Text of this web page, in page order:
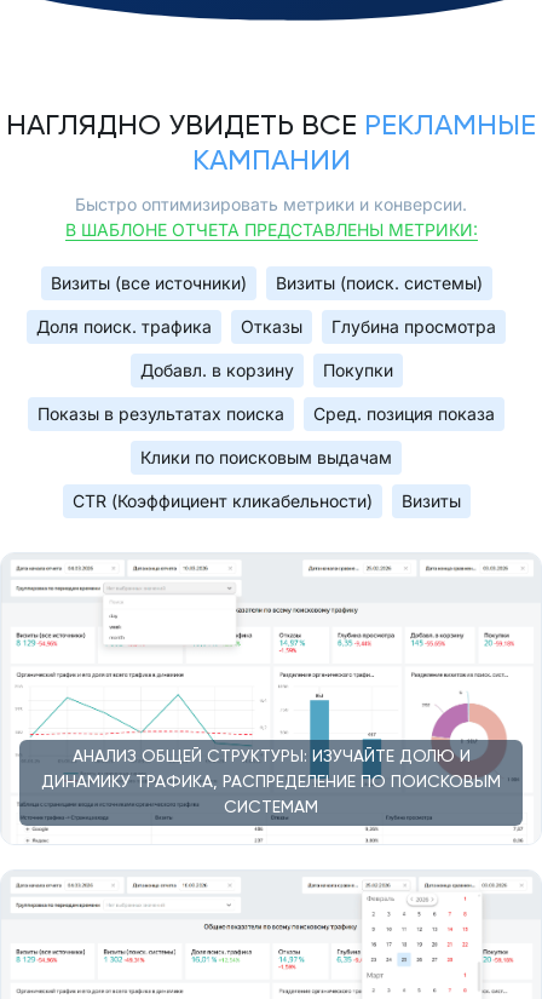
НАГЛЯДНО УВИДЕТЬ ВСЕ РЕКЛАМНЫЕ
КАМПАНИИ
Быстро оптимизировать метрики и конверсии.
В ШАБЛОНЕ ОТЧЕТА ПРЕДСТАВЛЕНЫ МЕТРИКИ:
Визиты (все источники) Визиты (поиск. системы)
Доля поиск. трафика Отказы Глубина просмотра
Добавл. в корзину Покупки
Показы в результатах поиска Сред. позиция показа
Клики по поисковым выдачам
CTR (Коэффициент кликабельности) Визиты
АНАЛИЗ ОБЩЕЙ СТРУКТУРЫ: ИЗУЧАЙТЕ ДОЛЮ И
ДИНАМИКУ ТРАФИКА, РАСПРЕДЕЛЕНИЕ ПО ПОИСКОВЫМ
СИСТЕМАМ